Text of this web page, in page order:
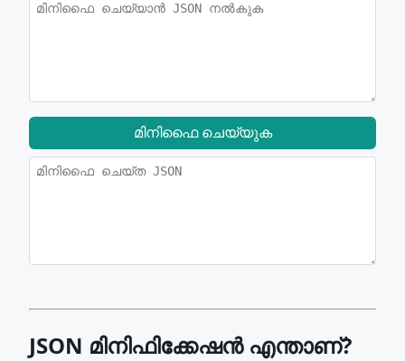
മിനിഫൈ ചെയ്യുക
JSON മിനിഫിക്കേഷൻ എന്താണ്?